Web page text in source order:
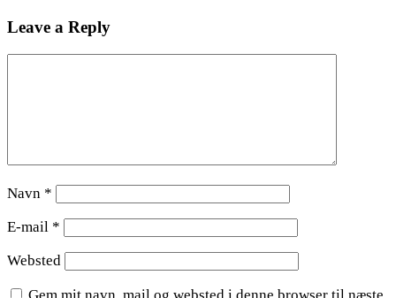
Leave a Reply
Navn *
E-mail *
Websted